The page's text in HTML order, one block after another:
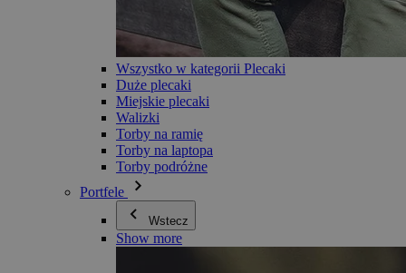
Wszystko w kategorii Plecaki
Duże plecaki
Miejskie plecaki
Walizki
Torby na ramię
Torby na laptopa
Torby podróżne
Portfele
Wstecz
Show more